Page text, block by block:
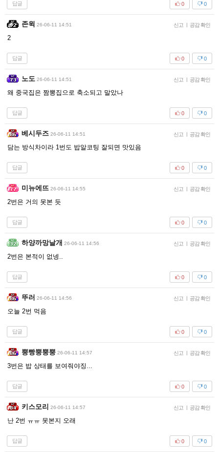
답글 0
0
존윅 26-06-11 14:51 신고 | 공감 확인
2
답글 0
0
노도 26-06-11 14:51 신고 | 공감 확인
왜 중국집은 짬뽕집으로 축소되고 말았나
답글 0
0
베시두즈 26-06-11 14:51 신고 | 공감 확인
담는 방식차이라 1번도 밥알코팅 잘되면 맛있음
답글 0
0
미뉴에뜨 26-06-11 14:55 신고 | 공감 확인
2번은 거의 못본 듯
답글 0
0
하양까망날개 26-06-11 14:56 신고 | 공감 확인
2번은 본적이 없넹..
답글 0
0
뚜러 26-06-11 14:56 신고 | 공감 확인
오늘 2번 먹음
답글 0
0
뿡빵뿡뿡뿡 26-06-11 14:57 신고 | 공감 확인
3번은 밥 상태를 보여줘야징...
답글 0
0
키스모리 26-06-11 14:57 신고 | 공감 확인
난 2번 ㅠㅠ 못본지 오래
답글 0
0